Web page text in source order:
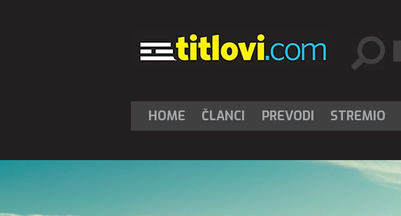
HOME ČLANCI PREVODI STREMIO